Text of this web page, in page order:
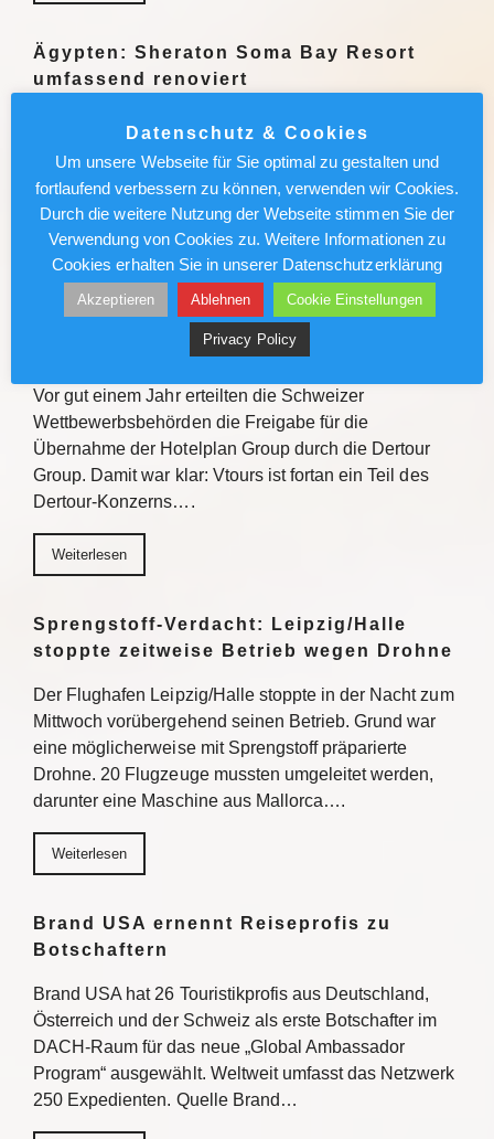
Ägypten: Sheraton Soma Bay Resort
umfassend renoviert
Das Sheraton Soma Bay Resort hat die umfassende
sowie Lobby und Restaurants des Fünf-Sterne-
Hauses in Ägypten wurden neu gestaltet. Quelle Das
Sheraton Soma Bay Resort hat…
Weiterlesen
Vtours: IT-Wechsel kommt voran
Vor gut einem Jahr erteilten die Schweizer
Wettbewerbsbehörden die Freigabe für die
Übernahme der Hotelplan Group durch die Dertour
Group. Damit war klar: Vtours ist fortan ein Teil des
Dertour-Konzerns….
Weiterlesen
Sprengstoff-Verdacht: Leipzig/Halle
stoppte zeitweise Betrieb wegen Drohne
Der Flughafen Leipzig/Halle stoppte in der Nacht zum
Mittwoch vorübergehend seinen Betrieb. Grund war
eine möglicherweise mit Sprengstoff präparierte
Drohne. 20 Flugzeuge mussten umgeleitet werden,
darunter eine Maschine aus Mallorca….
Weiterlesen
Brand USA ernennt Reiseprofis zu
Botschaftern
Brand USA hat 26 Touristikprofis aus Deutschland,
Österreich und der Schweiz als erste Botschafter im
DACH-Raum für das neue „Global Ambassador
Program“ ausgewählt. Weltweit umfasst das Netzwerk
250 Expedienten. Quelle Brand…
Datenschutz & Cookies
Um unsere Webseite für Sie optimal zu gestalten und
fortlaufend verbessern zu können, verwenden wir Cookies.
Durch die weitere Nutzung der Webseite stimmen Sie der
Verwendung von Cookies zu. Weitere Informationen zu
Cookies erhalten Sie in unserer Datenschutzerklärung
Akzeptieren Ablehnen Cookie Einstellungen
Privacy Policy